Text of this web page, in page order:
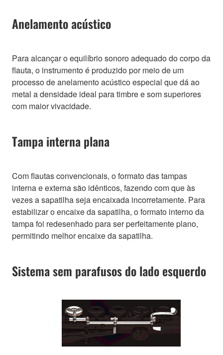
Anelamento acústico
Para alcançar o equilíbrio sonoro adequado do corpo da
flauta, o instrumento é produzido por meio de um
processo de anelamento acústico especial que dá ao
metal a densidade ideal para timbre e som superiores
com maior vivacidade.
Tampa interna plana
Com flautas convencionais, o formato das tampas
interna e externa são idênticos, fazendo com que às
vezes a sapatilha seja encaixada incorretamente. Para
estabilizar o encaixe da sapatilha, o formato interno da
tampa foi redesenhado para ser perfeitamente plano,
permitindo melhor encaixe da sapatilha.
Sistema sem parafusos do lado esquerdo